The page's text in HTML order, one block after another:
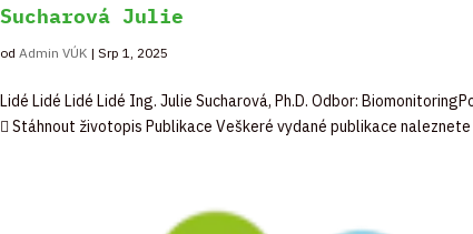
Sucharová Julie
od Admin VÚK | Srp 1, 2025
Lidé Lidé Lidé Lidé Ing. Julie Sucharová, Ph.D. Odbor:
 Stáhnout životopis Publikace Veškeré vydané publikace